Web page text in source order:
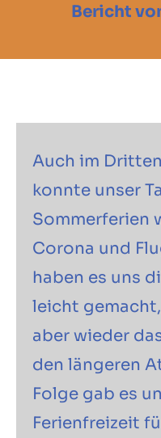
Bericht
Auch im
konnte unser
Sommerferien
Corona und
haben es uns
leicht
aber wieder
den längeren
Folge gab es
Ferienfreizeit